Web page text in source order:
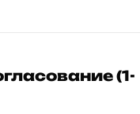
(1-